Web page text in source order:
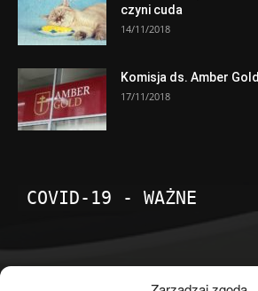
czyni cuda
14/11/2018
Komisja ds. Amber
17/11/2018
COVID-19 - WAŻNE